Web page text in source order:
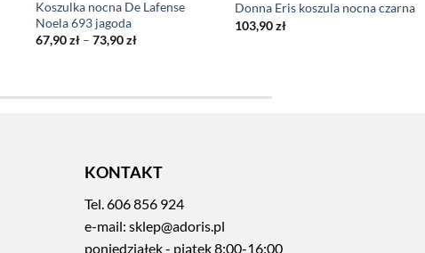
Koszulka nocna De Lafense
Noela 693 jagoda
67,90zł – 73,90złZakres
73,90 zł
Donna Eris koszula nocna czarna
103,90zł
KONTAKT
Tel.606 856 924
e-mail: sklep@adoris.pl
poniedziałek - piątek 8:00-16:00